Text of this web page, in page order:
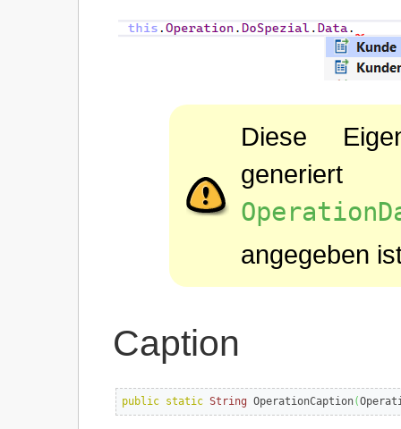
Diese
angegeben
Caption
public static String OperationCaption(